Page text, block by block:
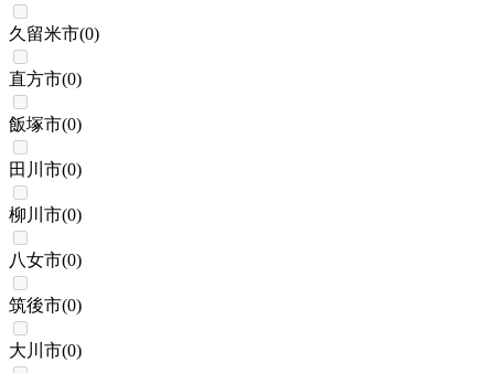
久留米市(0)
直方市(0)
飯塚市(0)
田川市(0)
柳川市(0)
八女市(0)
筑後市(0)
大川市(0)